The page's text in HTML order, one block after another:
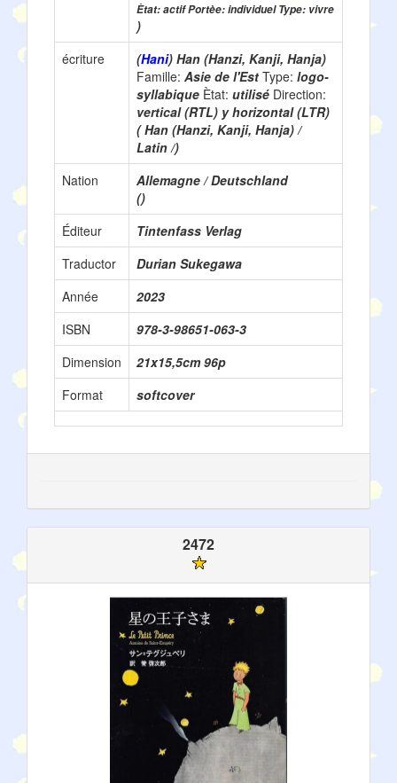
Ètat: actif Portèe: individuel Type: vivre
)
écriture
(Hani) Han (Hanzi, Kanji, Hanja)
Famille: Asie de l'Est Type: logo-
syllabique Ètat: utilisé Direction:
vertical (RTL) y horizontal (LTR)
( Han (Hanzi, Kanji, Hanja) /
Latin /)
Nation
Allemagne / Deutschland
()
Éditeur
Tintenfass Verlag
Traductor
Durian Sukegawa
Année
2023
ISBN
978-3-98651-063-3
Dimension
21x15,5cm 96p
Format
softcover
2472